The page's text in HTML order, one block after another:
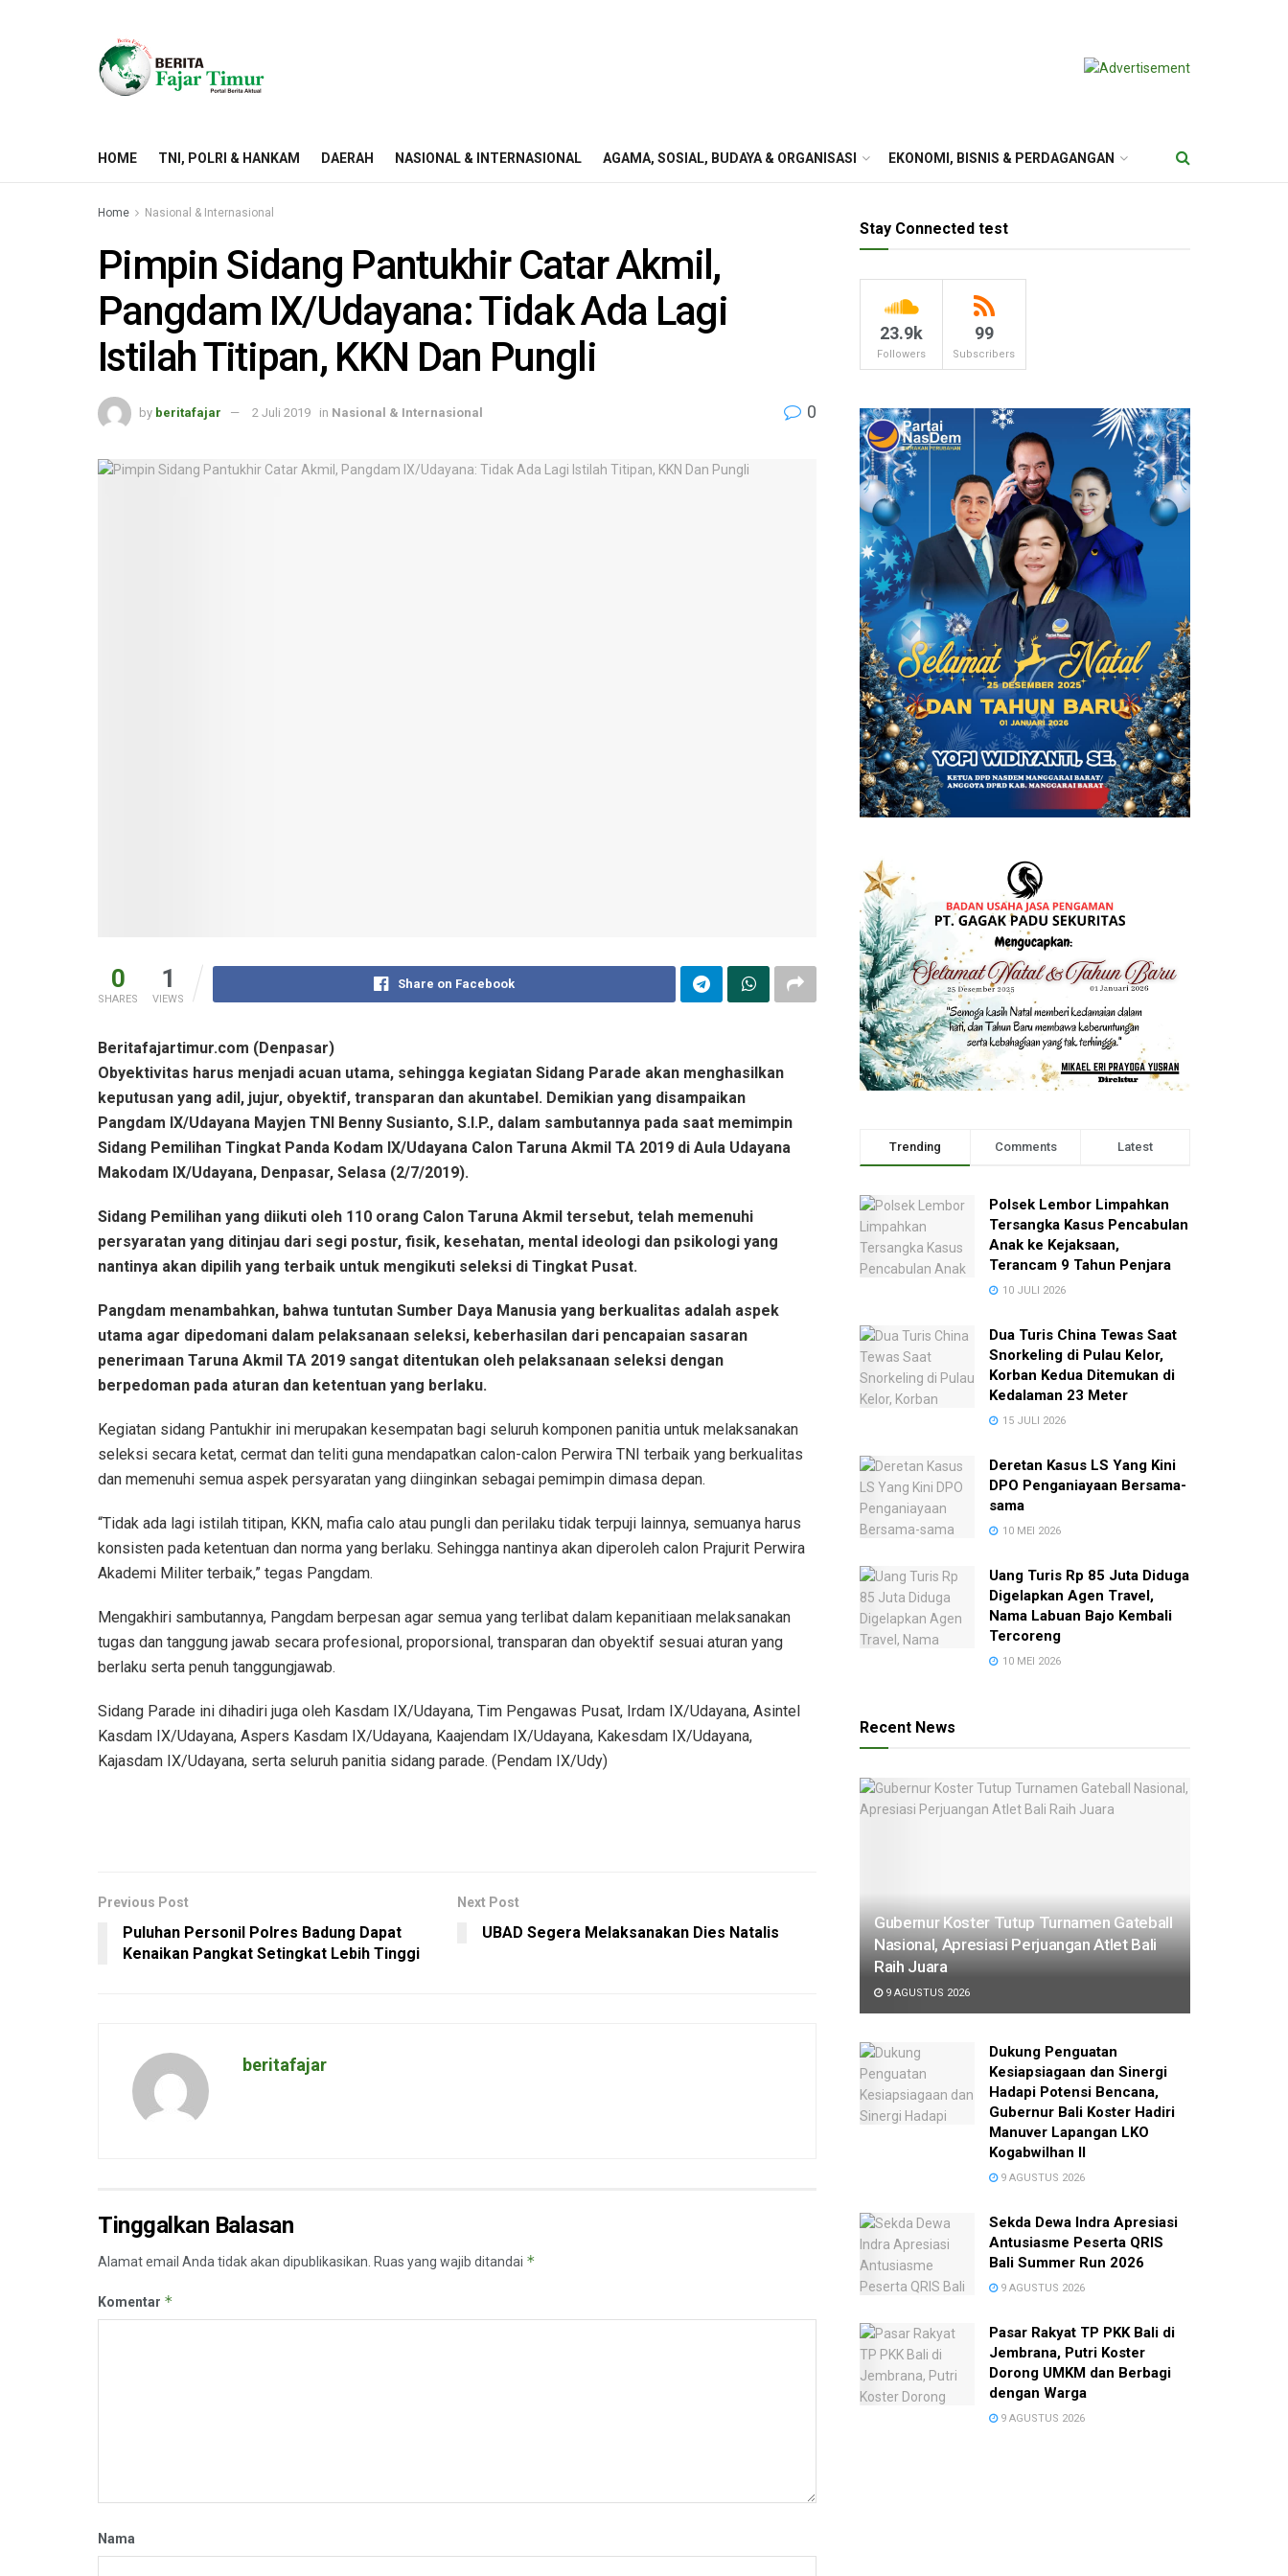
HOME TNI, POLRI & HANKAM DAERAH NASIONAL & INTERNASIONAL AGAMA, SOSIAL, BUDAYA & ORGANISASI EKONOMI, BISNIS & PERDAGANGAN
Home Nasional & Internasional
Pimpin Sidang Pantukhir Catar Akmil,
Pangdam IX/Udayana: Tidak Ada Lagi
Istilah Titipan, KKN Dan Pungli
by beritafajar 2 Juli 2019 in Nasional & Internasional 0
0
SHARES
1
VIEWS
Share on Facebook
Beritafajartimur.com (Denpasar)
Obyektivitas harus menjadi acuan utama, sehingga kegiatan Sidang Parade akan menghasilkan
keputusan yang adil, jujur, obyektif, transparan dan akuntabel. Demikian yang disampaikan
Pangdam IX/Udayana Mayjen TNI Benny Susianto, S.I.P., dalam sambutannya pada saat memimpin
Sidang Pemilihan Tingkat Panda Kodam IX/Udayana Calon Taruna Akmil TA 2019 di Aula Udayana
Makodam IX/Udayana, Denpasar, Selasa (2/7/2019).
Sidang Pemilihan yang diikuti oleh 110 orang Calon Taruna Akmil tersebut, telah memenuhi
persyaratan yang ditinjau dari segi postur, fisik, kesehatan, mental ideologi dan psikologi yang
nantinya akan dipilih yang terbaik untuk mengikuti seleksi di Tingkat Pusat.
Pangdam menambahkan, bahwa tuntutan Sumber Daya Manusia yang berkualitas adalah aspek
utama agar dipedomani dalam pelaksanaan seleksi, keberhasilan dari pencapaian sasaran
penerimaan Taruna Akmil TA 2019 sangat ditentukan oleh pelaksanaan seleksi dengan
berpedoman pada aturan dan ketentuan yang berlaku.
Kegiatan sidang Pantukhir ini merupakan kesempatan bagi seluruh komponen panitia untuk melaksanakan
seleksi secara ketat, cermat dan teliti guna mendapatkan calon-calon Perwira TNI terbaik yang berkualitas
dan memenuhi semua aspek persyaratan yang diinginkan sebagai pemimpin dimasa depan.
“Tidak ada lagi istilah titipan, KKN, mafia calo atau pungli dan perilaku tidak terpuji lainnya, semuanya harus
konsisten pada ketentuan dan norma yang berlaku. Sehingga nantinya akan diperoleh calon Prajurit Perwira
Akademi Militer terbaik,” tegas Pangdam.
Mengakhiri sambutannya, Pangdam berpesan agar semua yang terlibat dalam kepanitiaan melaksanakan
tugas dan tanggung jawab secara profesional, proporsional, transparan dan obyektif sesuai aturan yang
berlaku serta penuh tanggungjawab.
Sidang Parade ini dihadiri juga oleh Kasdam IX/Udayana, Tim Pengawas Pusat, Irdam IX/Udayana, Asintel
Kasdam IX/Udayana, Aspers Kasdam IX/Udayana, Kaajendam IX/Udayana, Kakesdam IX/Udayana,
Kajasdam IX/Udayana, serta seluruh panitia sidang parade. (Pendam IX/Udy)
Previous Post
Puluhan Personil Polres Badung Dapat
Kenaikan Pangkat Setingkat Lebih Tinggi
Next Post
UBAD Segera Melaksanakan Dies Natalis
beritafajar
Tinggalkan Balasan
Alamat email Anda tidak akan dipublikasikan. Ruas yang wajib ditandai *
Komentar *
Nama
Stay Connected test
23.9k
Followers
99
Subscribers
Trending Comments Latest
Polsek Lembor Limpahkan
Tersangka Kasus Pencabulan
Anak ke Kejaksaan,
Terancam 9 Tahun Penjara
10 JULI 2026
Dua Turis China Tewas Saat
Snorkeling di Pulau Kelor,
Korban Kedua Ditemukan di
Kedalaman 23 Meter
15 JULI 2026
Deretan Kasus LS Yang Kini
DPO Penganiayaan Bersama-
sama
10 MEI 2026
Uang Turis Rp 85 Juta Diduga
Digelapkan Agen Travel,
Nama Labuan Bajo Kembali
Tercoreng
10 MEI 2026
Recent News
Gubernur Koster Tutup Turnamen Gateball
Nasional, Apresiasi Perjuangan Atlet Bali
Raih Juara
9 AGUSTUS 2026
Dukung Penguatan
Kesiapsiagaan dan Sinergi
Hadapi Potensi Bencana,
Gubernur Bali Koster Hadiri
Manuver Lapangan LKO
Kogabwilhan II
9 AGUSTUS 2026
Sekda Dewa Indra Apresiasi
Antusiasme Peserta QRIS
Bali Summer Run 2026
9 AGUSTUS 2026
Pasar Rakyat TP PKK Bali di
Jembrana, Putri Koster
Dorong UMKM dan Berbagi
dengan Warga
9 AGUSTUS 2026